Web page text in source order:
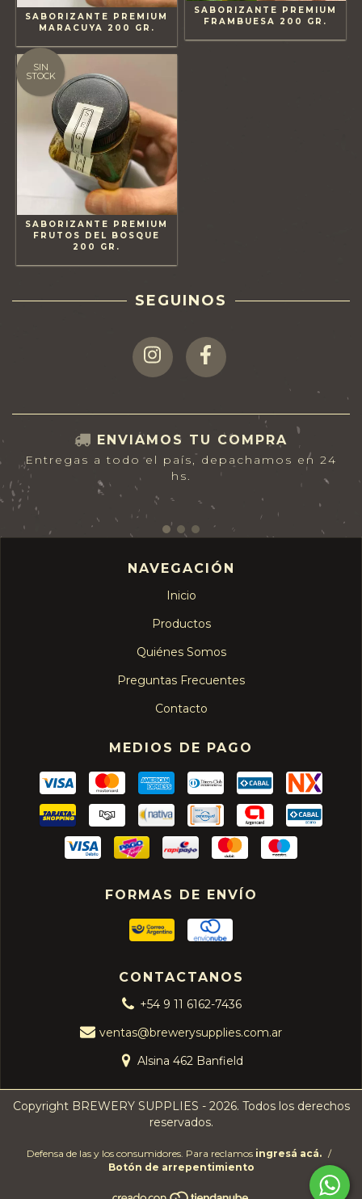
SABORIZANTE PREMIUM
MARACUYA 200 GR.
SABORIZANTE PREMIUM
FRAMBUESA 200 GR.
SIN
STOCK
SABORIZANTE PREMIUM
FRUTOS DEL BOSQUE
200 GR.
SEGUINOS
ENVIAMOS TU COMPRA
Entregas a todo el país, depachamos en 24
hs.
NAVEGACIÓN
Inicio
Productos
Quiénes Somos
Preguntas Frecuentes
Contacto
MEDIOS DE PAGO
FORMAS DE ENVÍO
CONTACTANOS
+54 9 11 6162-7436
ventas@brewerysupplies.com.ar
Alsina 462 Banfield
Copyright BREWERY SUPPLIES - 2026. Todos los derechos
reservados.
Defensa de las y los consumidores. Para reclamos ingresá acá. /
Botón de arrepentimiento